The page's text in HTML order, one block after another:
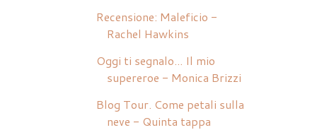
Recensione: Maleficio -
Rachel Hawkins
Oggi ti segnalo... Il mio
supereroe - Monica Brizzi
Blog Tour. Come petali sulla
neve - Quinta tappa